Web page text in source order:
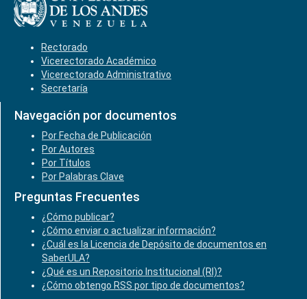
Rectorado
Vicerectorado Académico
Vicerectorado Administrativo
Secretaría
Navegación por documentos
Por Fecha de Publicación
Por Autores
Por Títulos
Por Palabras Clave
Preguntas Frecuentes
¿Cómo publicar?
¿Cómo enviar o actualizar información?
¿Cuál es la Licencia de Depósito de documentos en
SaberULA?
¿Qué es un Repositorio Institucional (RI)?
¿Cómo obtengo RSS por tipo de documentos?